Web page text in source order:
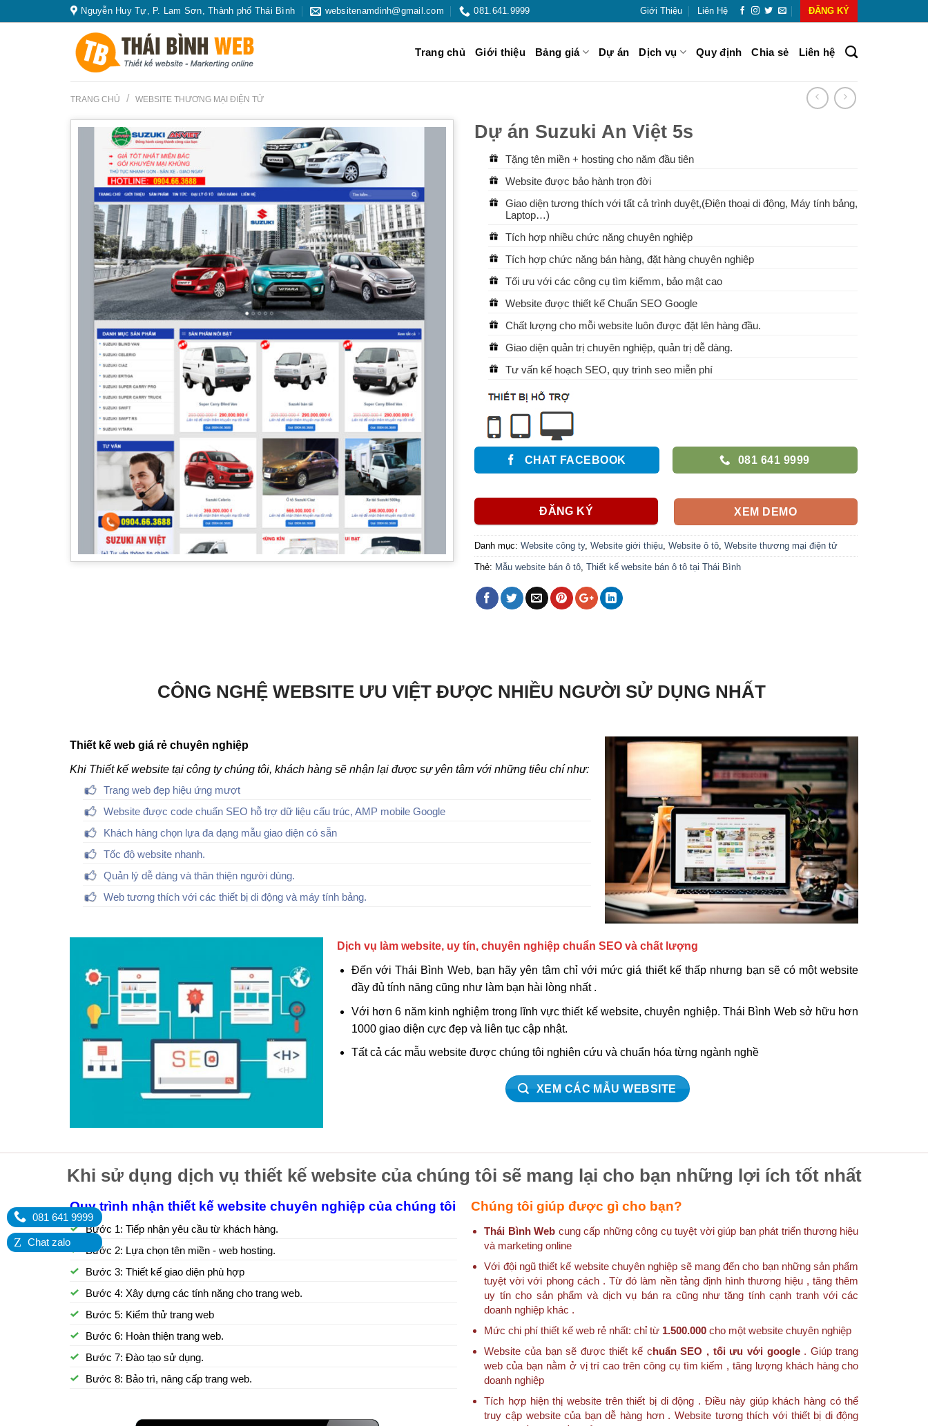
to
081 641 9999
Z Chat zalo
Nguyễn Huy Tự, P. Lam Sơn, Thành phố Thái Bình websitenamdinh@gmail.com 081.641.9999 Giới Thiệu Liên Hệ ĐĂNG KÝ
Trang chủ Giới thiệu Bảng giá Dự án Dịch vụ Quy định Chia sẻ Liên hệ
TRANG CHỦ / WEBSITE THƯƠNG MẠI ĐIỆN TỬ
Dự án Suzuki An Việt 5s
Tặng tên miền + hosting cho năm đầu tiên
Website được bảo hành trọn đời
Giao diện tương thích với tất cả trình duyệt,(Điện thoại di động, Máy tính bảng,
Laptop…)
Tích hợp nhiều chức năng chuyên nghiệp
Tích hợp chức năng bán hàng, đặt hàng chuyên nghiệp
Tối ưu với các công cụ tìm kiếmm, bảo mật cao
Website được thiết kế Chuẩn SEO Google
Chất lượng cho mỗi website luôn được đặt lên hàng đầu.
Giao diện quản trị chuyên nghiệp, quản trị dễ dàng.
Tư vấn kế hoạch SEO, quy trình seo miễn phí
CHAT FACEBOOK 081 641 9999
ĐĂNG KÝ XEM DEMO
Danh mục: Website công ty, Website giới thiệu, Website ô tô, Website thương mại điện tử
Thẻ: Mẫu website bán ô tô, Thiết kế website bán ô tô tại Thái Bình
CÔNG NGHỆ WEBSITE ƯU VIỆT ĐƯỢC NHIỀU NGƯỜI SỬ DỤNG NHẤT
Thiết kế web giá rẻ chuyên nghiệp
Khi Thiết kế website tại công ty chúng tôi, khách hàng sẽ nhận lại được sự yên tâm với những tiêu chí như:
Trang web đẹp hiệu ứng mượt
Website được code chuẩn SEO hỗ trợ dữ liệu cấu trúc, AMP mobile Google
Khách hàng chọn lựa đa dạng mẫu giao diện có sẵn
Tốc độ website nhanh.
Quản lý dễ dàng và thân thiện người dùng.
Web tương thích với các thiết bị di động và máy tính bảng.
Dịch vụ làm website, uy tín, chuyên nghiệp chuẩn SEO và chất lượng
Đến với Thái Bình Web, bạn hãy yên tâm chỉ với mức giá thiết kế thấp nhưng bạn sẽ có một website
đầy đủ tính năng cũng như làm bạn hài lòng nhất .
Với hơn 6 năm kinh nghiệm trong lĩnh vực thiết kế website, chuyên nghiệp. Thái Bình Web sở hữu hơn
1000 giao diện cực đẹp và liên tục cập nhật.
Tất cả các mẫu website được chúng tôi nghiên cứu và chuẩn hóa từng ngành nghề
XEM CÁC MẪU WEBSITE
Khi sử dụng dịch vụ thiết kế website của chúng tôi sẽ mang lại cho bạn những lợi ích tốt nhất
Quy trình nhận thiết kế website chuyên nghiệp của chúng tôi
Bước 1: Tiếp nhận yêu cầu từ khách hàng.
Bước 2: Lựa chọn tên miền - web hosting.
Bước 3: Thiết kế giao diện phù hợp
Bước 4: Xây dựng các tính năng cho trang web.
Bước 5: Kiểm thử trang web
Bước 6: Hoàn thiện trang web.
Bước 7: Đào tạo sử dụng.
Bước 8: Bảo trì, nâng cấp trang web.
Chúng tôi giúp được gì cho bạn?
Thái Bình Web cung cấp những công cụ tuyệt vời giúp bạn phát triển thương hiệu
và marketing online
Với đội ngũ thiết kế website chuyên nghiệp sẽ mang đến cho bạn những sản phẩm
tuyệt vời với phong cách . Từ đó làm nền tảng định hình thương hiệu , tăng thêm
uy tín cho sản phẩm và dịch vụ bán ra cũng như tăng tính cạnh tranh với các
doanh nghiệp khác .
Mức chi phí thiết kế web rẻ nhất: chỉ từ 1.500.000 cho một website chuyên nghiệp
Website của bạn sẽ được thiết kế chuẩn SEO , tối ưu với google. Giúp trang
web của bạn nằm ở vị trí cao trên công cụ tìm kiếm , tăng lượng khách hàng cho
doanh nghiệp
Tích hợp hiện thị website trên thiết bị di động . Điều này giúp khách hàng có thể
truy cập website của bạn dễ hàng hơn . Website tương thích với thiết bị di động